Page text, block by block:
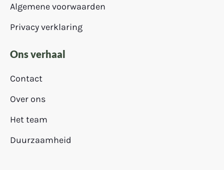
Algemene voorwaarden
Privacy verklaring
Ons verhaal
Contact
Over ons
Het team
Duurzaamheid